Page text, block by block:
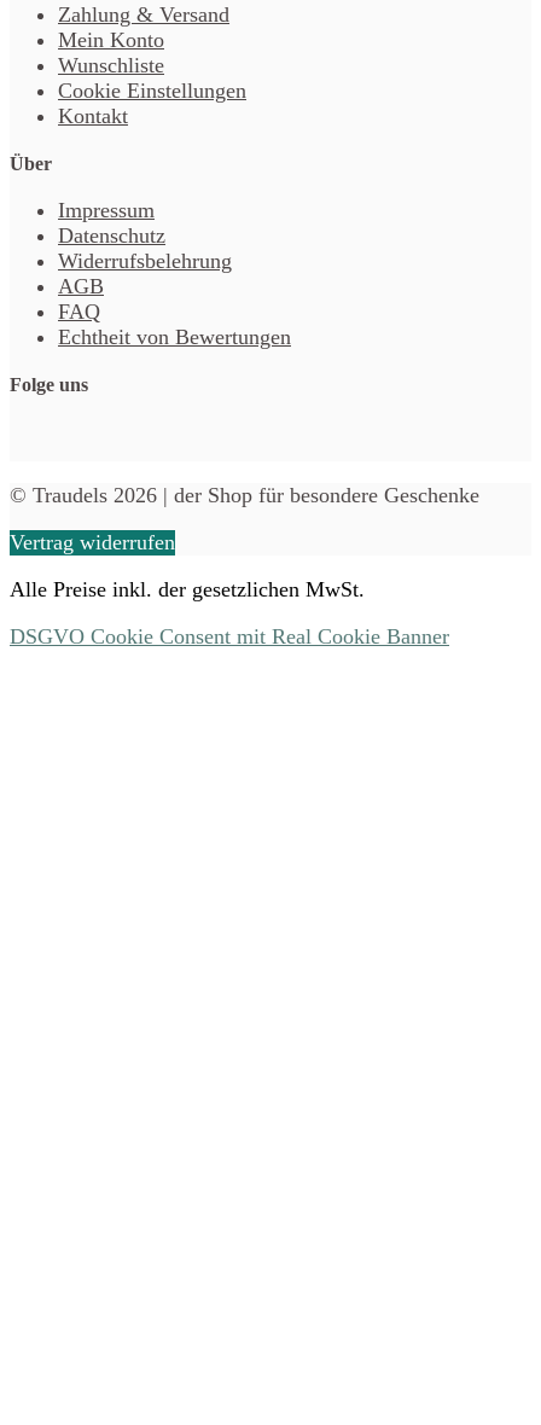
Zahlung & Versand
Mein Konto
Wunschliste
Cookie Einstellungen
Kontakt
Über
Impressum
Datenschutz
Widerrufsbelehrung
AGB
FAQ
Echtheit von Bewertungen
Folge uns
© Traudels 2026 | der Shop für besondere Geschenke
Vertrag widerrufen
Alle Preise inkl. der gesetzlichen MwSt.
DSGVO Cookie Consent mit Real Cookie Banner